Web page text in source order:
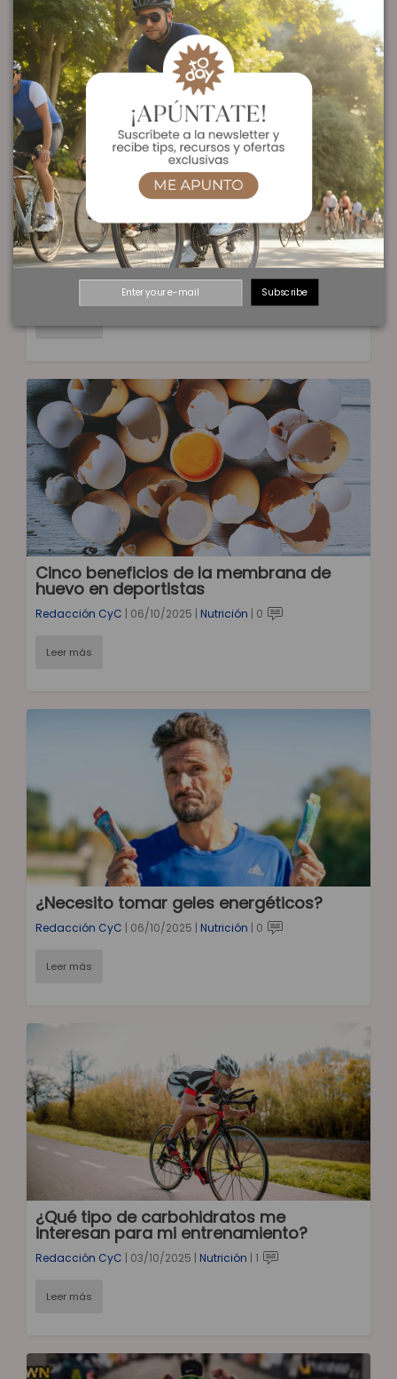
La Proteína, imprescindible en tu
alimentación.
Redacción CyC|06/10/2025|Nutrición |0
Cinco beneficios de la membrana de
huevo en deportistas
Redacción CyC | 06/10/2025 | Nutrición | 0
Leer más
¿Necesito tomar geles energéticos?
Redacción CyC | 06/10/2025 | Nutrición | 0
Leer más
¿Qué tipo de carbohidratos me
interesan para mi entrenamiento?
Redacción CyC | 03/10/2025 | Nutrición | 1
Leer más
Subscribe